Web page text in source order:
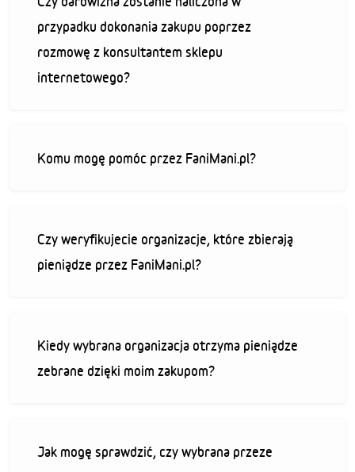
przypadku dokonania zakupu poprzez
rozmowę z konsultantem sklepu
internetowego?
Komu mogę pomóc przez FaniMani.pl?
Czy weryfikujecie organizacje, które zbierają
pieniądze przez FaniMani.pl?
Kiedy wybrana organizacja otrzyma pieniądze
zebrane dzięki moim zakupom?
Jak mogę sprawdzić, czy wybrana przeze